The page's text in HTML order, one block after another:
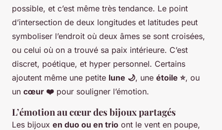
possible, et c’est même très tendance. Le point
d’intersection de deux longitudes et latitudes peut
symboliser l’endroit où deux âmes se sont croisées,
ou celui où on a trouvé sa paix intérieure. C’est
discret, poétique, et hyper personnel. Certains
ajoutent même une petite lune 🌙, une étoile ⭐, ou
un cœur ❤️ pour souligner l’émotion.
L’émotion au cœur des bijoux partagés
Les bijoux en duo ou en trio ont le vent en poupe,